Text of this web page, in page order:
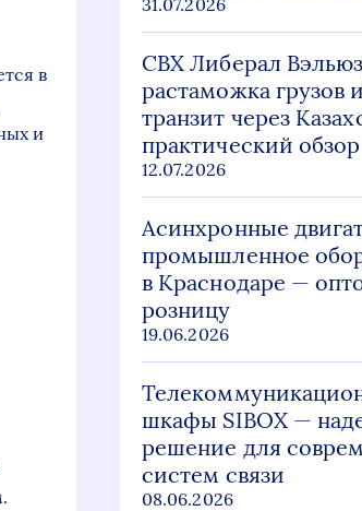
в
и
31.07.2026
СВХ Либерал
растаможка грузов
транзит через
практический обзор
12.07.2026
Асинхронные
промышленное
в Краснодаре —
розницу
19.06.2026
шкафы SIBOX —
решение для
систем связи
08.06.2026